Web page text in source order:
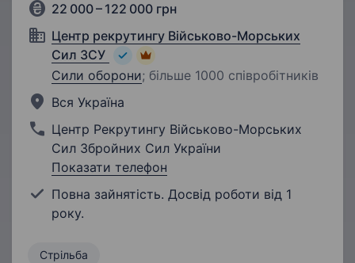
22 000 – 122 000 грн
Центр рекрутингу Військово-Морських
Сил ЗСУ
Сили оборони; більше 1000 співробітників
Вся Україна
Центр Рекрутингу Військово-Морських
Сил Збройних Сил України
Показати телефон
Повна зайнятість. Досвід роботи від 1
року.
Стрільба